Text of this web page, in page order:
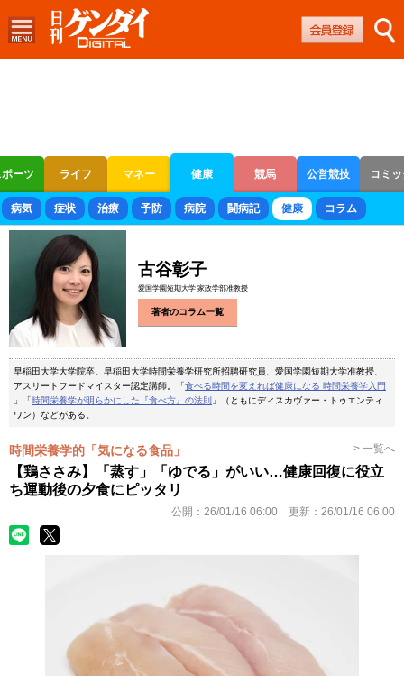
ーツ ライフ マネー 健康 競馬 公営競技 コミ
ボートレース 競輪 オートレース
病気 症状 治療 予防 病院 闘病記 健康 コラム
古谷彰子
愛国学園短期大学 家政学部准教授
著者のコラム一覧
早稲田大学大学院卒。早稲田大学時間栄養学研究所招聘研究員、愛国学園短期大学准教授、
アスリートフードマイスター認定講師。「食べる時間を変えれば健康になる 時間栄養学入門
」「時間栄養学が明らかにした『食べ方』の法則 」（ともにディスカヴァー・トゥエンティ
ワン）などがある。
時間栄養学的「気になる食品」 > 一覧へ
【鶏ささみ】「蒸す」「ゆでる」がいい…健康回復に役立
ち運動後の夕食にピッタリ
公開： 26/01/16 06:00 更新： 26/01/16 06:00